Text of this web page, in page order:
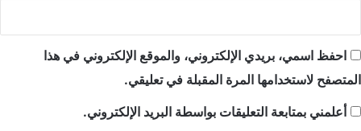
احفظ اسمي، بريدي الإلكتروني، والموقع الإلكتروني في هذا
المتصفح لاستخدامها المرة المقبلة في تعليقي.
أعلمني بمتابعة التعليقات بواسطة البريد الإلكتروني.